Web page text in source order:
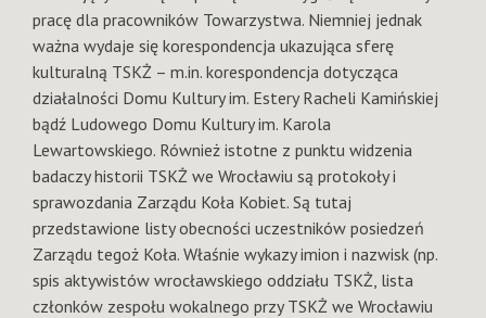
pracę dla pracowników Towarzystwa. Niemniej jednak
ważna wydaje się korespondencja ukazująca sferę
kulturalną TSKŻ – m.in. korespondencja dotycząca
działalności Domu Kultury im. Estery Racheli Kamińskiej
bądź Ludowego Domu Kultury im. Karola
Lewartowskiego. Również istotne z punktu widzenia
badaczy historii TSKŻ we Wrocławiu są protokoły i
sprawozdania Zarządu Koła Kobiet. Są tutaj
przedstawione listy obecności uczestników posiedzeń
Zarządu tegoż Koła. Właśnie wykazy imion i nazwisk (np.
spis aktywistów wrocławskiego oddziału TSKŻ, lista
członków zespołu wokalnego przy TSKŻ we Wrocławiu